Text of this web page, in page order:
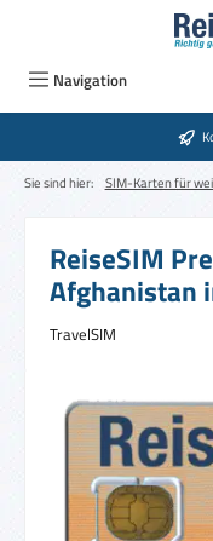
Zum Hauptinhalt springen
Navigation
Sie sind hier: SIM-Karten für
ReiseSIM
Afghanistan
TravelSIM
Bildergalerie